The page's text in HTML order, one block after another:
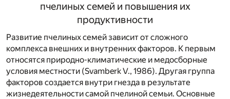
пчелиных семей и повышения их
продуктивности
Развитие пчелиных семей зависит от сложного
комплекса внешних и внутренних факторов. К первым
относятся природно-климатические и медосборные
условия местности (Svamberk V., 1986). Другая группа
факторов создается внутри гнезда в результате
жизнедеятельности самой пчелиной семьи. Основные